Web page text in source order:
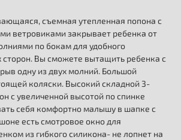
съемная утепленная попона с
ветровиками закрывает ребенка от
по бокам для удобного
сторон. Вы сможете вытащить ребенка с
одну из двух молний. Большой
коляски. Высокий складной 3-
с увеличенной высотой по спинке
себя комфортно малышу в шапке с
есть смотровое окно для
из гибкого силикона- не лопнет на